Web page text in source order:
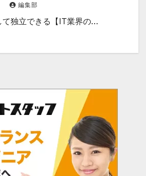
編集部
て独立できる【IT業界の…